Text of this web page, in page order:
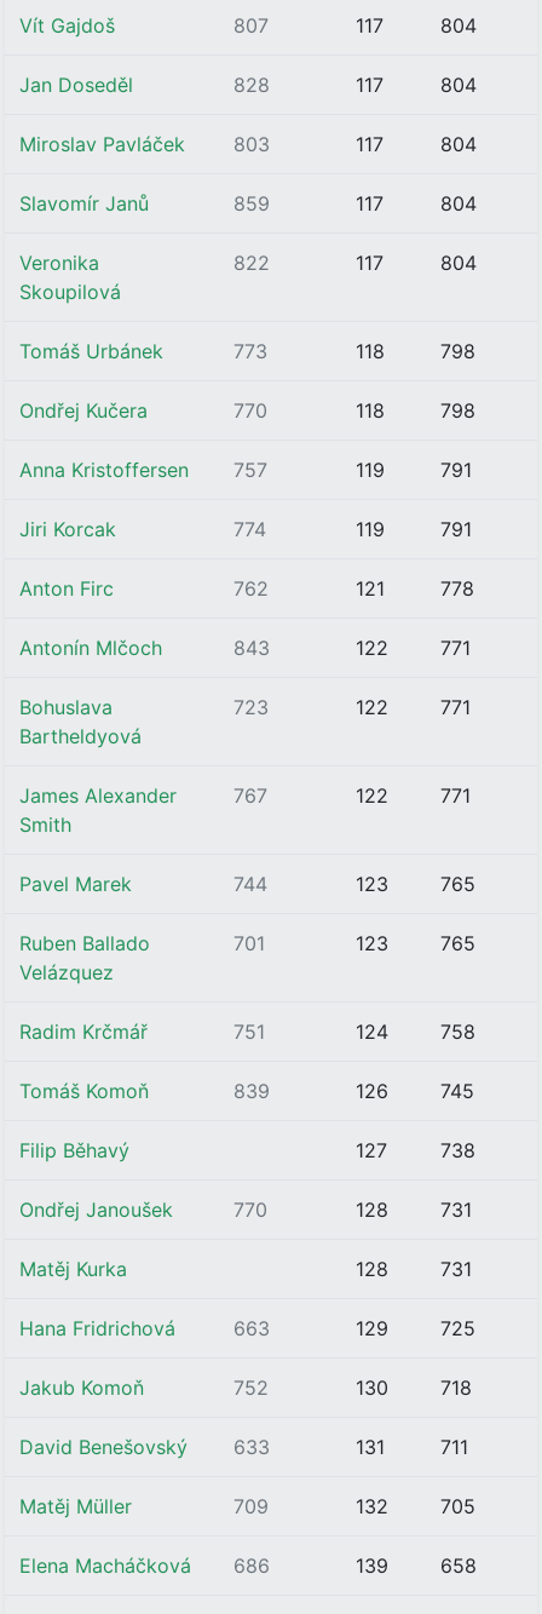
Vít Gajdoš 807 117 804
Jan Doseděl 828 117 804
Miroslav Pavláček 803 117 804
Slavomír Janů 859 117 804
Veronika
Skoupilová
822 117 804
Tomáš Urbánek 773 118 798
Ondřej Kučera 770 118 798
Anna Kristoffersen 757 119 791
Jiri Korcak 774 119 791
Anton Firc 762 121 778
Antonín Mlčoch 843 122 771
Bohuslava
Bartheldyová
723 122 771
James Alexander
Smith
767 122 771
Pavel Marek 744 123 765
Ruben Ballado
Velázquez
701 123 765
Radim Krčmář 751 124 758
Tomáš Komoň 839 126 745
Filip Běhavý 127 738
Ondřej Janoušek 770 128 731
Matěj Kurka 128 731
Hana Fridrichová 663 129 725
Jakub Komoň 752 130 718
David Benešovský 633 131 711
Matěj Müller 709 132 705
Elena Macháčková 686 139 658